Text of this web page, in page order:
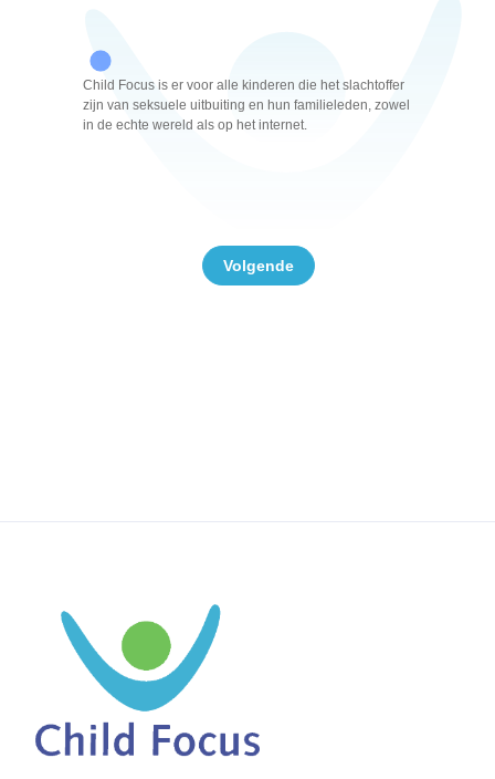
Child Focus is er voor alle kinderen die het slachtoffer
zijn van seksuele uitbuiting en hun familieleden, zowel
in de echte wereld als op het internet.
Volgende